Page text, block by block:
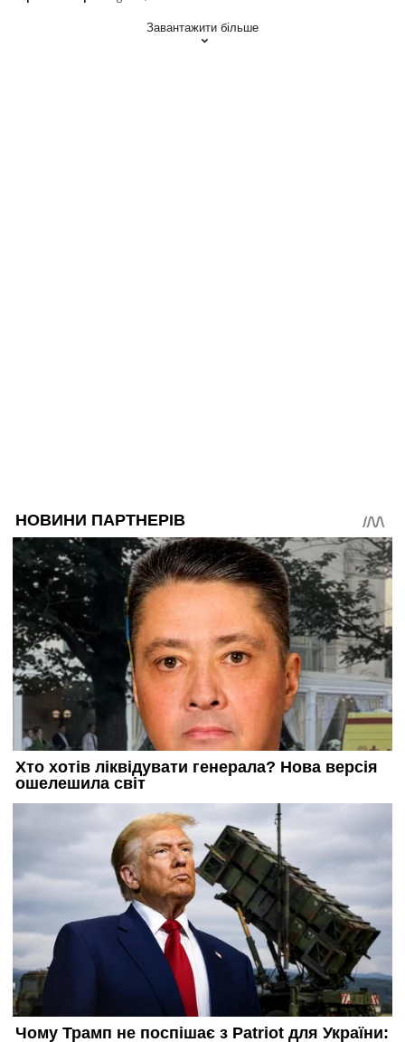
Завантажити більше